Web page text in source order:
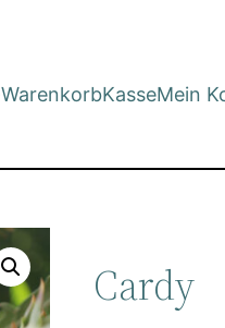
WarenkorbKasseMein
Cardy